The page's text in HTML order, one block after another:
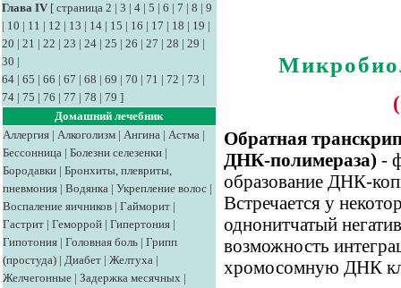
Глава IV [ страница 2 | 3 | 4 | 5 | 6 | 7 | 8 | 9
| 10 | 11 | 12 | 13 | 14 | 15 | 16 | 17 | 18 | 19 |
20 | 21 | 22 | 23 | 24 | 25 | 26 | 27 | 28 | 29 |
30 |
64 | 65 | 66 | 67 | 68 | 69 | 70 | 71 | 72 | 73 |
74 | 75 | 76 | 77 | 78 | 79 ]
Домашний лечебник
Аллергия | Алкоголизм | Ангина | Астма |
Бессонница | Болезни селезенки |
Бородавки | Бронхиты, плевриты,
пневмония | Водянка | Укрепление волос |
Воспаление яичников | Гайморит |
Гастрит | Геморрой | Гипертония |
Гипотония | Головная боль | Грипп
(простуда) | Диабет | Желтуха |
Желчегонные | Задержка месячных |
Обратная
ДНК-полимераза) -
образование ДНК-
Встречается у
однонитчатый
возможность
хромосомную ДНК